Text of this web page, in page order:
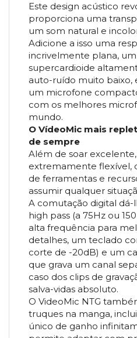
Este design acústico
proporciona uma
um som natural e
Adicione a isso uma
incrivelmente plana,
supercardioide
auto-ruído muito baixo,
um microfone
com os melhores
mundo.
O VídeoMic mais
de sempre
Além de soar
extremamente flexível,
de ferramentas e
assumir qualquer
A comutação digital
high pass (a 75Hz ou
alta frequência para
detalhes, um teclado
corte de -20dB) e um
que grava um canal
caso dos clips de
salva-vidas absoluto.
O VideoMic NTG
truques na manga,
único de ganho